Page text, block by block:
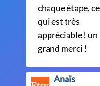
chaque étape, ce
qui est très
appréciable ! un
grand merci !
Anaïs